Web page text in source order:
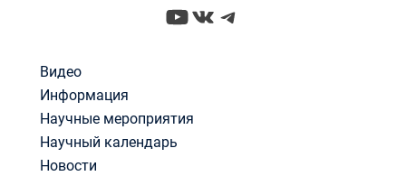
YouTube
ВКонтакте
Telegram
Видео
Информация
Научные мероприятия
Научный календарь
Новости